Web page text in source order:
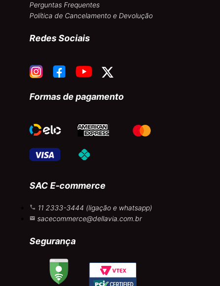
Perguntas Frequentes
Política de Cancelamento e Devolução
Redes Sociais
Formas de pagamento
SAC E-commerce
11 2333-3444 (ligação e whatsapp)
sacecommerce@dellavia.com.br
Segurança